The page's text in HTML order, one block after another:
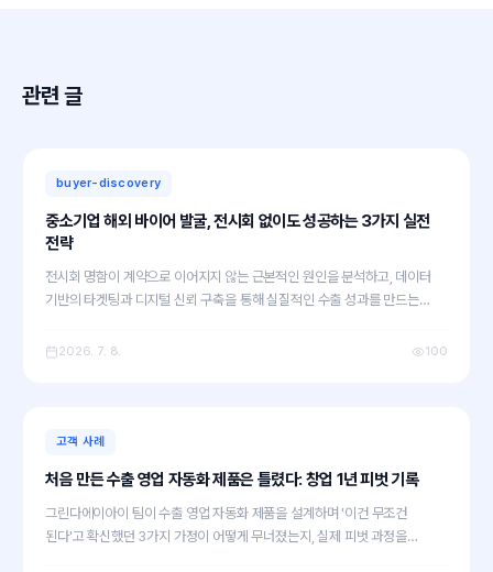
관련 글
buyer-discovery
중소기업 해외 바이어 발굴, 전시회 없이도 성공하는 3가지 실전
전략
전시회 명함이 계약으로 이어지지 않는 근본적인 원인을 분석하고, 데이터
기반의 타겟팅과 디지털 신뢰 구축을 통해 실질적인 수출 성과를 만드는
2026. 7. 8. 100
고객 사례
처음 만든 수출 영업 자동화 제품은 틀렸다: 창업 1년 피벗 기록
그린다에이아이 팀이 수출 영업 자동화 제품을 설계하며 '이건 무조건
된다'고 확신했던 3가지 가정이 어떻게 무너졌는지, 실제 피벗 과정을